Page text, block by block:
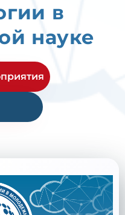
в
науке